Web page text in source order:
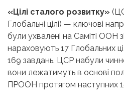
«Цілі сталого розвитку»
Глобальні цілі) — ключові
були ухвалені на Саміті ООН
нараховують 17 Глобальних
169 завдань. ЦСР набули
вони лежатимуть в основі
ПРООН протягом наступних